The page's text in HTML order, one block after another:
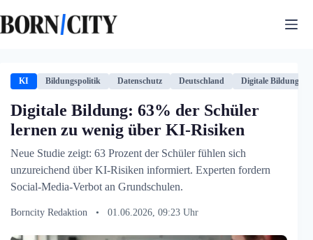
Inhalt
springen
KI Bildungspolitik Datenschutz Deutschland Digitale Bildung
Digitale Bildung: 63% der Schüler
lernen zu wenig über KI-Risiken
Neue Studie zeigt: 63 Prozent der Schüler fühlen sich
unzureichend über KI-Risiken informiert. Experten fordern
Social-Media-Verbot an Grundschulen.
Borncity Redaktion • 01.06.2026, 09:23 Uhr